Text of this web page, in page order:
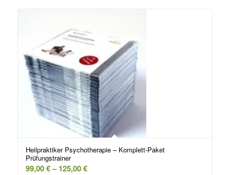
Heilpraktiker Psychotherapie – Komplett-Paket
Prüfungstrainer
99,00€–125,00€